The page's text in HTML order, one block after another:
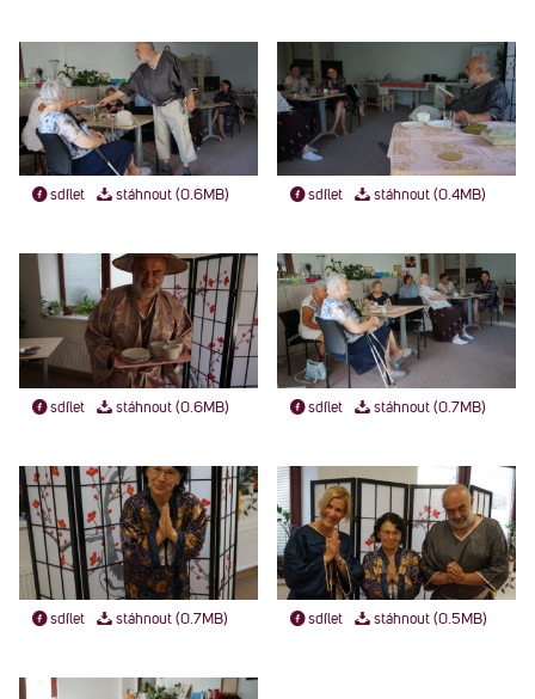
sdílet stáhnout (0.6MB) sdílet stáhnout (0.4MB)
sdílet stáhnout (0.6MB) sdílet stáhnout (0.7MB)
sdílet stáhnout (0.7MB) sdílet stáhnout (0.5MB)